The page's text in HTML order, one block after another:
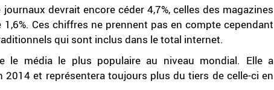
devrait encore céder 4,7%, celles des magazines
Ces chiffres ne prennent pas en compte cependant
qui sont inclus dans le total internet.
le média le plus populaire au niveau mondial. Elle a
2014 et représentera toujours plus du tiers de celle-ci en